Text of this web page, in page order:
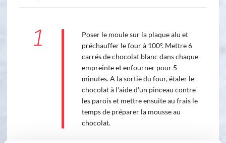
1
Poser le moule sur la plaque alu et
préchauffer le four à 100°. Mettre 6
carrés de chocolat blanc dans chaque
empreinte et enfourner pour 5
minutes. A la sortie du four, étaler le
chocolat à l'aide d'un pinceau contre
les parois et mettre ensuite au frais le
temps de préparer la mousse au
chocolat.